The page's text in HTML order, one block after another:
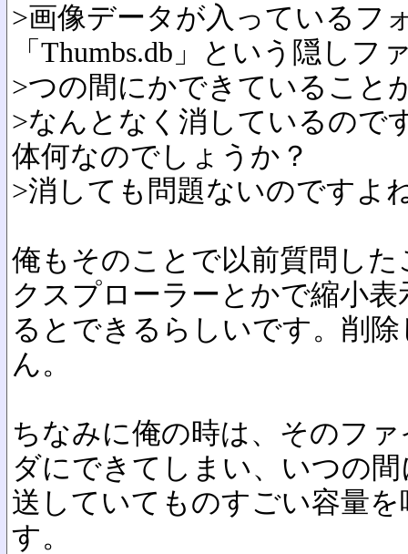
>画像データが入っているフ
「Thumbs.db」という隠しフ
>つの間にかできていること
>なんとなく消しているので
体何なのでしょうか？
>消しても問題ないのですよ
俺もそのことで以前質問し
クスプローラーとかで縮小表
るとできるらしいです。削
ん。
ちなみに俺の時は、そのフ
ダにできてしまい、いつの
送していてものすごい容量
す。